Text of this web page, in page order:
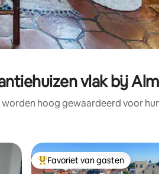
vlak bij
hoog gewaardeerd voor
Topfavoriet van gasten
Favoriet van gasten